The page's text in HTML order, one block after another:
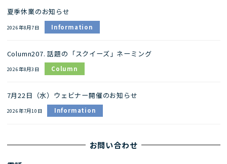
夏季休業のお知らせ
2026年8月7日 Information
Column207. 話題の「スクイーズ」ネーミング
2026年8月3日 Column
7月22日（水）ウェビナー開催のお知らせ
2026年7月10日 Information
お問い合わせ